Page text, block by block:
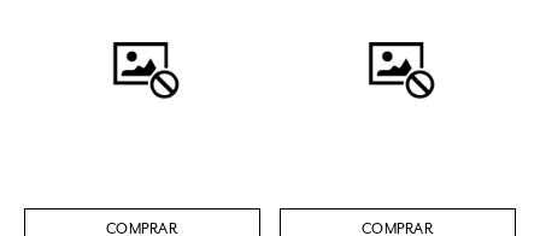
COMPRAR COMPRAR